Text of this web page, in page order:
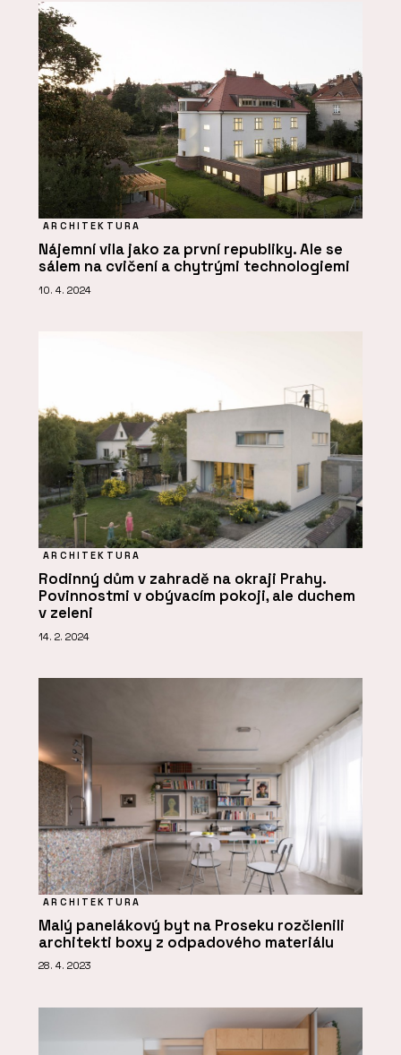
ARCHITEKTURA
Nájemní vila jako za první republiky. Ale se
sálem na cvičení a chytrými technologiemi
10. 4. 2024
ARCHITEKTURA
Rodinný dům v zahradě na okraji Prahy.
Povinnostmi v obývacím pokoji, ale duchem
v zeleni
14. 2. 2024
ARCHITEKTURA
Malý panelákový byt na Proseku rozčlenili
architekti boxy z odpadového materiálu
28. 4. 2023